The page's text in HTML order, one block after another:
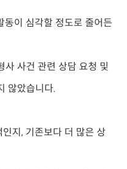
이 심각할 정도로 줄어든
사 사건 관련 상담 요청 및
않았습니다.
인지, 기존보다 더 많은 상